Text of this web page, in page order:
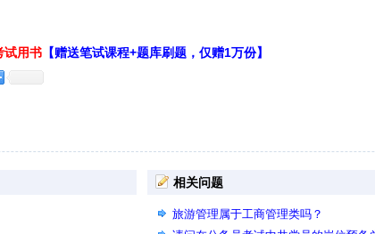
试用书 【赠送笔试课程+题库刷题，仅赠1万份】
相关问题
旅游管理属于工商管理类吗？